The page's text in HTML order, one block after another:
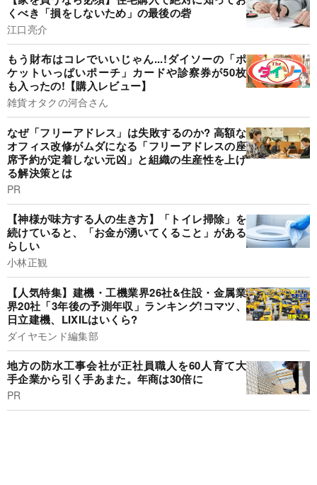
くべき「損をしないため」の最後の砦
江口亮介
もう財布はコレでいいじゃん...!ダイソーの「ポ
ケットいっぱいポーチ」カードや診察券が50枚
も入ったの!【購入レビュー】
雑貨オタクの河合さん
なぜ「フリーアドレス」は失敗するのか? 高額な
オフィス改修がムダになる「フリーアドレスの座
席予約が定着しない元凶」と組織の生産性を上げ
る解決策とは
PR
【神様が味方する人の生き方】「トイレ掃除」を
続けていると、「お金が湧いてくること」がある
らしい
小林正観
【人気特集】建機・工機業界26社&住設・金属業
界20社「3年後の予測年収」ランキング!コマツ、
日立建機、LIXILはいくら?
ダイヤモンド編集部
地方の防水工事会社が正社員職人を60人育て大
手企業から引く手あまた。年商は30倍に
PR